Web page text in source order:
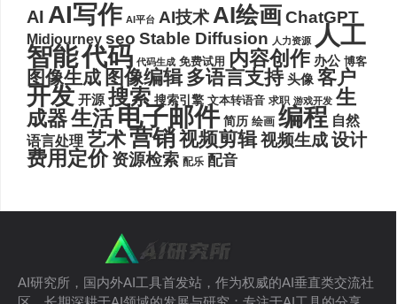
AI AI写作 AI平台 AI技术AI绘画ChatGPT
Midjourney seo Stable Diffusion 人力资源 人工
智能代码 代码生成 免费试用 内容创作 办公 博客
图像生成 图像编辑 多语言支持 头像 客户
开发 开源 搜索 搜索引擎 文本转语音 求职 游戏开发 生
成器生活电子邮件 简历 绘画 编程 自然
语言处理 艺术营销视频剪辑视频生成设计
费用定价 资源检索 配乐 配音
AI研究所，国内外AI工具首发站，作为权威的AI垂直类交流社